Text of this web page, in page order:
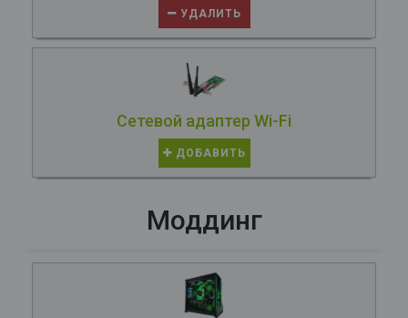
УДАЛИТЬ
Сетевой адаптер Wi-Fi
ДОБАВИТЬ
Моддинг